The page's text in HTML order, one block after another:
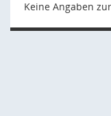
Keine Angaben